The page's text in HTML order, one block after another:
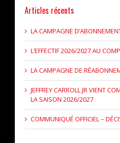
Articles récents
LA CAMPAGNE
L’EFFECTIF 2026/2027 AU
LA CAMPAGNE DE
JEFFREY CARROLL JR VIENT
LA SAISON 2026/2027
COMMUNIQUÉ OFFICIEL –